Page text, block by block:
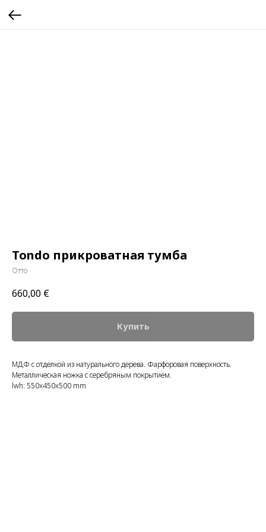
Tondo прикроватная тумба
Отто
660,00 €
Купить
МДФ с отделкой из натурального дерева. Фарфоровая поверхность.
Металлическая ножка с серебряным покрытием.
lwh: 550x450x500 mm